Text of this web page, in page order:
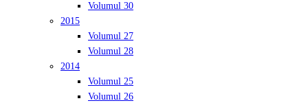
Volumul 30
2015
Volumul 27
Volumul 28
2014
Volumul 25
Volumul 26